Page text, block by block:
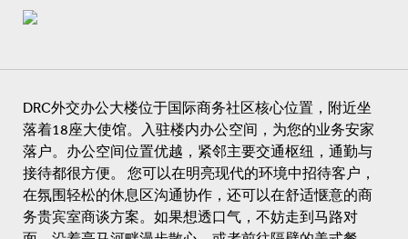
DRC外交办公大楼位于国际商务社区核心位置，附近坐
落着18座大使馆。入驻楼内办公空间，为您的业务安家
落户。办公空间位置优越，紧邻主要交通枢纽，通勤与
接待都很方便。 您可以在明亮现代的环境中招待客户，
在氛围轻松的休息区沟通协作，还可以在舒适惬意的商
务贵宾室商谈方案。如果想透口气，不妨走到马路对